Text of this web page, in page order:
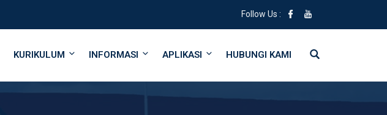
Follow Us :
KURIKULUM INFORMASI APLIKASI HUBUNGI KAMI